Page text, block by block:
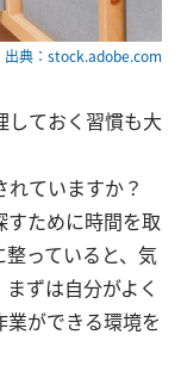
出典：stock.adobe.com
しておく習慣も大
れていますか？
ために時間を取
っていると、気
ずは自分がよく
ができる環境を